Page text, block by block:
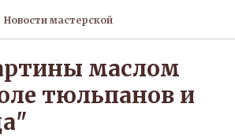
Новости мастерской
маслом
тюльпанов и